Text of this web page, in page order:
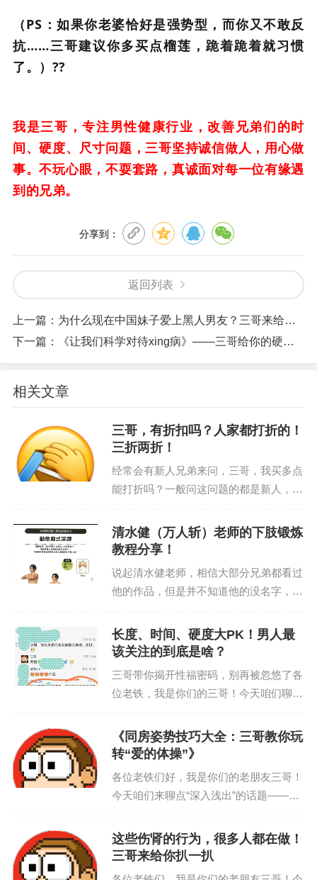
（PS：如果你老婆恰好是强势型，而你又不敢反
抗……三哥建议你多买点榴莲，跪着跪着就习惯
了。）??
我是三哥，专注男性健康行业，改善兄弟们的时
间、硬度、尺寸问题，三哥坚持诚信做人，用心做
事。不玩心眼，不耍套路，真诚面对每一位有缘遇
到的兄弟。
分享到：
返回列表
上一篇： 为什么现在中国妹子爱上黑人男友？三哥来给你揭秘真相！
下一篇：
《让我们科学对待xing病》——三哥给你的硬核科普
相关文章
三哥，有折扣吗？人家都打折的！
三折两折！
经常会有新人兄弟来问，三哥，我买多点
能打折吗？一般问这问题的都是新人，因
没有搞过任何的活动，像网上天天这活动
那活动“买一送一”“买三送四”等等等等。
清水健（万人斩）老师的下肢锻炼
教程分享！
说起清水健老师，相信大部分兄弟都看过
他的作品，但是并不知道他的没名字，清
的女明星上万，平均每年拍摄500部作
品。不认识的兄弟可以百度一下他的战
长度、时间、硬度大PK！男人最
该关注的到底是啥？
三哥带你揭开性福密码，别再被忽悠了各
位老铁，我是你们的三哥！今天咱们聊点
长、硬度，哪个才是真正的 “硬道理”？三
哥我可是翻遍医书、问遍专家，就为给兄
《同房姿势技巧大全：三哥教你玩
转“爱的体操”》
各位老铁们好，我是你们的老朋友三哥！
今天咱们来聊点“深入浅出”的话题——同
该学习的时候就得学习，该实践的时
候……咳咳，记得关好门！很多兄弟买了
这些伤肾的行为，很多人都在做！
三哥来给你扒一扒